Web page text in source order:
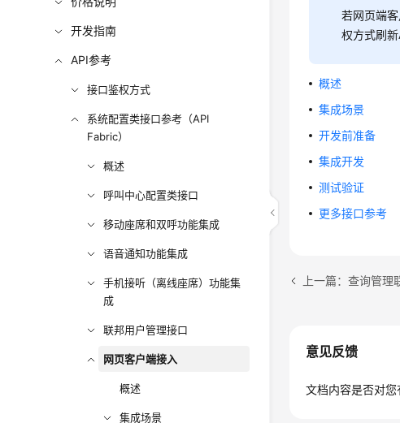
开发指南
API参考
接口鉴权方式
系统配置类接口参考（API
Fabric）
概述
呼叫中心配置类接口
移动座席和双呼功能集成
语音通知功能集成
手机接听（离线座席）功能集
成
联邦用户管理接口
网页客户端接入
概述
集成场景
若网页端
权方式刷
概述
集成场景
开发前准备
集成开发
测试验证
更多接口参考
上一篇：查询管
意见反馈
文档内容是否对您